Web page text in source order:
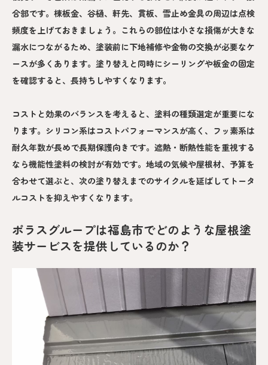
合部です。棟板金、谷樋、軒先、貫板、雪止め金具の周辺は点検
頻度を上げておきましょう。これらの部位は小さな損傷が大きな
漏水につながるため、塗装前に下地補修や金物の交換が必要なケ
ースが多くあります。塗り替えと同時にシーリングや板金の固定
を確認すると、長持ちしやすくなります。
コストと効果のバランスを考えると、塗料の種類選定が重要にな
ります。シリコン系はコストパフォーマンスが高く、フッ素系は
耐久年数が長めで長期保護向きです。遮熱・断熱性能を重視する
なら機能性塗料の検討が有効です。地域の気候や屋根材、予算を
合わせて選ぶと、次の塗り替えまでのサイクルを延ばしてトータ
ルコストを抑えやすくなります。
ポラスグループは福島市でどのような屋根塗
装サービスを提供しているのか？